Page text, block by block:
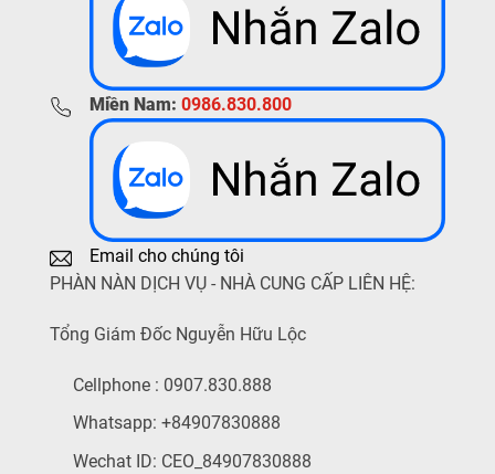
Miền Nam: 0986.830.800
Email cho chúng tôi
PHÀN NÀN DỊCH VỤ - NHÀ CUNG CẤP LIÊN HỆ:
Tổng Giám Đốc Nguyễn Hữu Lộc
Cellphone : 0907.830.888
Whatsapp: +84907830888
Wechat ID: CEO_84907830888